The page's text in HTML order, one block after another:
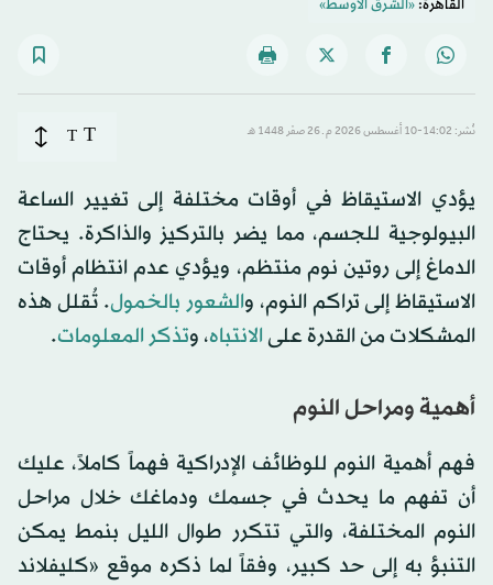
القاهرة:«الشرق الأوسط»
نُشر: 14:02-10 أغسطس 2026 م ـ 26 صفَر 1448 هـ T
T
يؤدي الاستيقاظ في أوقات مختلفة إلى تغيير الساعة
البيولوجية للجسم، مما يضر بالتركيز والذاكرة. يحتاج
الدماغ إلى روتين نوم منتظم، ويؤدي عدم انتظام أوقات
الاستيقاظ إلى تراكم النوم، والشعور بالخمول. تُقلل هذه
المشكلات من القدرة علىالانتباه، وتذكر المعلومات.
أهمية ومراحل النوم
فهم أهمية النوم للوظائف الإدراكية فهماً كاملاً، عليك
أن تفهم ما يحدث في جسمك ودماغك خلال مراحل
النوم المختلفة، والتي تتكرر طوال الليل بنمط يمكن
التنبؤ به إلى حد كبير، وفقاً لما ذكره موقع «كليفلاند